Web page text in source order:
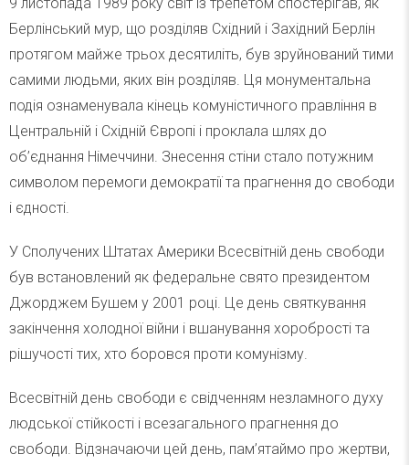
Берлінський мур, що розділяв Східний і Західний Берлін
протягом майже трьох десятиліть, був зруйнований тими
самими людьми, яких він розділяв. Ця монументальна
подія ознаменувала кінець комуністичного правління в
Центральній і Східній Європі і проклала шлях до
об’єднання Німеччини. Знесення стіни стало потужним
символом перемоги демократії та прагнення до свободи
і єдності.
У Сполучених Штатах Америки Всесвітній день свободи
був встановлений як федеральне свято президентом
Джорджем Бушем у 2001 році. Це день святкування
закінчення холодної війни і вшанування хоробрості та
рішучості тих, хто боровся проти комунізму.
Всесвітній день свободи є свідченням незламного духу
людської стійкості і всезагального прагнення до
свободи. Відзначаючи цей день, пам’ятаймо про жертви,